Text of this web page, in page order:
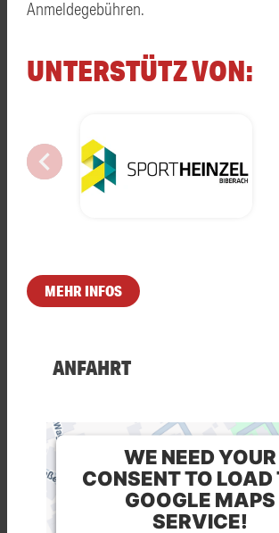
Anmeldegebühren.
UNTERSTÜTZ VON:
chevron_left
MEHR INFOS
ANFAHRT
WE NEED YOUR
CONSENT TO LOAD
GOOGLE MAPS
SERVICE!